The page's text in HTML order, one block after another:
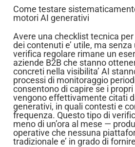
Come testare
motori AI generativi
Avere una checklist tecnica
dei contenuti e’ utile, ma
verifica regolare rimane un
aziende B2B che stanno
concreti nella visibilita’ AI
processi di monitoraggio
consentono di capire se i
vengono effettivamente citati
generativi, in quali contesti e
frequenza. Questo tipo di
meno di un’ora al mese —
operative che nessuna
tradizionale e’ in grado di